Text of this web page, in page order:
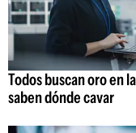
Todos buscan oro en
saben dónde cavar